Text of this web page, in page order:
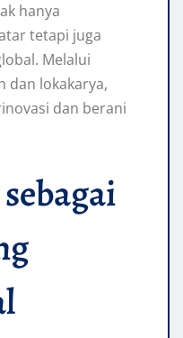
hanya
tetapi juga
Melalui
dan lokakarya,
dan berani